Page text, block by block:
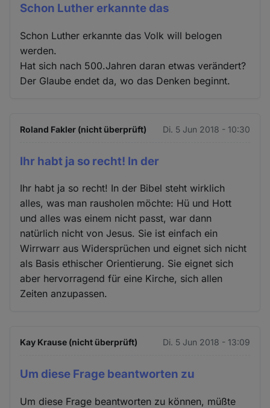
Schon Luther erkannte das
Schon Luther erkannte das Volk will belogen
werden.
Hat sich nach 500.Jahren daran etwas verändert?
Der Glaube endet da, wo das Denken beginnt.
Roland Fakler (nicht überprüft) Di. 5 Jun 2018 - 10:30
Ihr habt ja so recht! In der
Ihr habt ja so recht! In der Bibel steht wirklich
alles, was man rausholen möchte: Hü und Hott
und alles was einem nicht passt, war dann
natürlich nicht von Jesus. Sie ist einfach ein
Wirrwarr aus Widersprüchen und eignet sich nicht
als Basis ethischer Orientierung. Sie eignet sich
aber hervorragend für eine Kirche, sich allen
Zeiten anzupassen.
Kay Krause (nicht überprüft) Di. 5 Jun 2018 - 13:09
Um diese Frage beantworten zu
Um diese Frage beantworten zu können, müßte